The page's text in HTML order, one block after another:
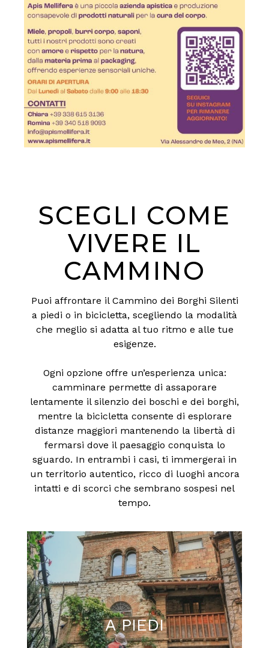
SCEGLI COME
VIVERE IL
CAMMINO
Puoi affrontare il Cammino dei Borghi Silenti
a piedi o in bicicletta, scegliendo la modalità
che meglio si adatta al tuo ritmo e alle tue
esigenze.
Ogni opzione offre un’esperienza unica:
camminare permette di assaporare
lentamente il silenzio dei boschi e dei borghi,
mentre la bicicletta consente di esplorare
distanze maggiori mantenendo la libertà di
fermarsi dove il paesaggio conquista lo
sguardo. In entrambi i casi, ti immergerai in
un territorio autentico, ricco di luoghi ancora
intatti e di scorci che sembrano sospesi nel
tempo.
A PIEDI